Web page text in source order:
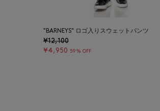
"BARNEYS" ロゴ入りスウェットパンツ
¥12,100
¥4,950 59% OFF